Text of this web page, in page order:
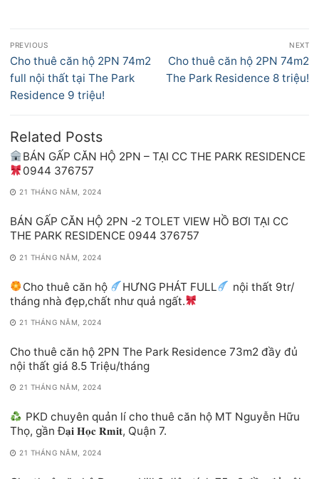
Điều
hướng
bài
viết
PREVIOUS
Previous
post:
Cho thuê căn hộ 2PN 74m2
full nội thất tại The Park
Residence 9 triệu!
NEXT
Next
post:
Cho thuê căn hộ 2PN 74m2
The Park Residence 8 triệu!
Related Posts
BÁN GẤP CĂN HỘ 2PN – TẠI CC THE PARK RESIDENCE
0944 376757
21 THÁNG NĂM, 2024
BÁN GẤP CĂN HỘ 2PN -2 TOLET VIEW HỒ BƠI TẠI CC
THE PARK RESIDENCE 0944 376757
21 THÁNG NĂM, 2024
Cho thuê căn hộ HƯNG PHÁT FULL
nội thất 9tr/
tháng nhà đẹp,chất như quả ngất.
21 THÁNG NĂM, 2024
Cho thuê căn hộ 2PN The Park Residence 73m2 đầy đủ
nội thất giá 8.5 Triệu/tháng
21 THÁNG NĂM, 2024
PKD chuyên quản lí cho thuê căn hộ MT Nguyễn Hữu
Thọ, gần Đ𝐚̣𝐢 𝐇𝐨̣𝐜 𝐑𝐦𝐢𝐭, Quận 7.
21 THÁNG NĂM, 2024